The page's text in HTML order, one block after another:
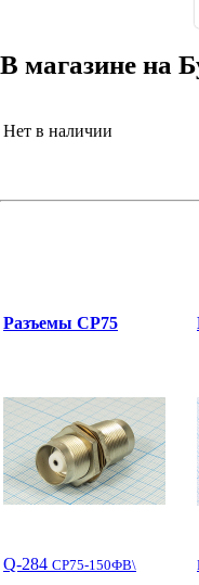
В магазине на
Нет в наличии
Разъемы СР75
Q-284 СР75-150ФВ\